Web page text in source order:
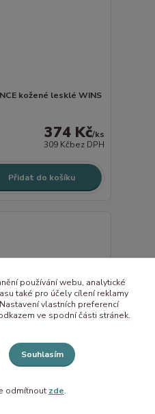
kožené lesklé WINS
374 Kč/ks
309 Kčbez DPH
Přidat do košíku
používání webu, analytické
také pro účely cílení reklamy
vlastních preferencí
ve spodní části stránek.
Souhlasím
odmítnout zde.